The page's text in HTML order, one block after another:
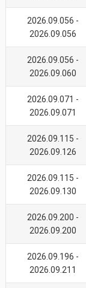
2026.09.056 -
2026.09.056
2026.09.056 -
2026.09.060
2026.09.071 -
2026.09.071
2026.09.115 -
2026.09.126
2026.09.115 -
2026.09.130
2026.09.200 -
2026.09.200
2026.09.196 -
2026.09.211